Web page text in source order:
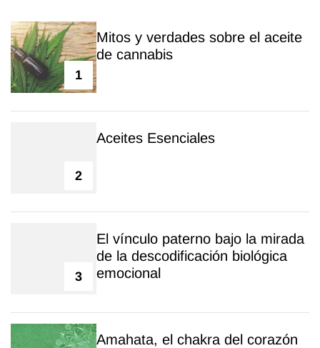
1
Mitos y verdades sobre el aceite
de cannabis
2
Aceites Esenciales
3
El vínculo paterno bajo la mirada
de la descodificación biológica
emocional
Amahata, el chakra del corazón